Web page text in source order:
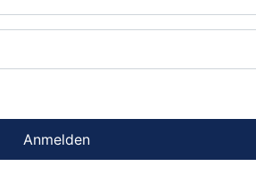
Anmelden